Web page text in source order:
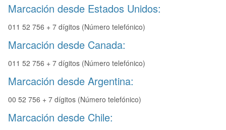
Marcación desde Estados Unidos:
011 52 756 + 7 dígitos (Número telefónico)
Marcación desde Canada:
011 52 756 + 7 dígitos (Número telefónico)
Marcación desde Argentina:
00 52 756 + 7 dígitos (Número telefónico)
Marcación desde Chile: